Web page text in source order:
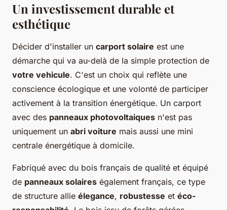
Un investissement durable et
esthétique
Décider d'installer un carport solaire est une
démarche qui va au-delà de la simple protection de
votre vehicule. C'est un choix qui reflète une
conscience écologique et une volonté de participer
activement à la transition énergétique. Un carport
avec des panneaux photovoltaiques n'est pas
uniquement un abri voiture mais aussi une mini
centrale énergétique à domicile.
Fabriqué avec du bois français de qualité et équipé
de panneaux solaires également français, ce type
de structure allie élegance, robustesse et éco-